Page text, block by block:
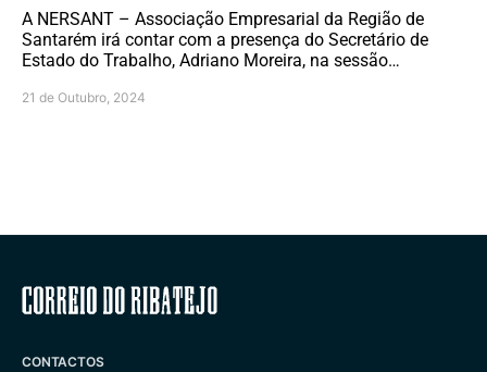
A NERSANT – Associação Empresarial da Região de
Santarém irá contar com a presença do Secretário de
Estado do Trabalho, Adriano Moreira, na sessão…
21 de Outubro, 2024
Correio do Ribatejo
CONTACTOS